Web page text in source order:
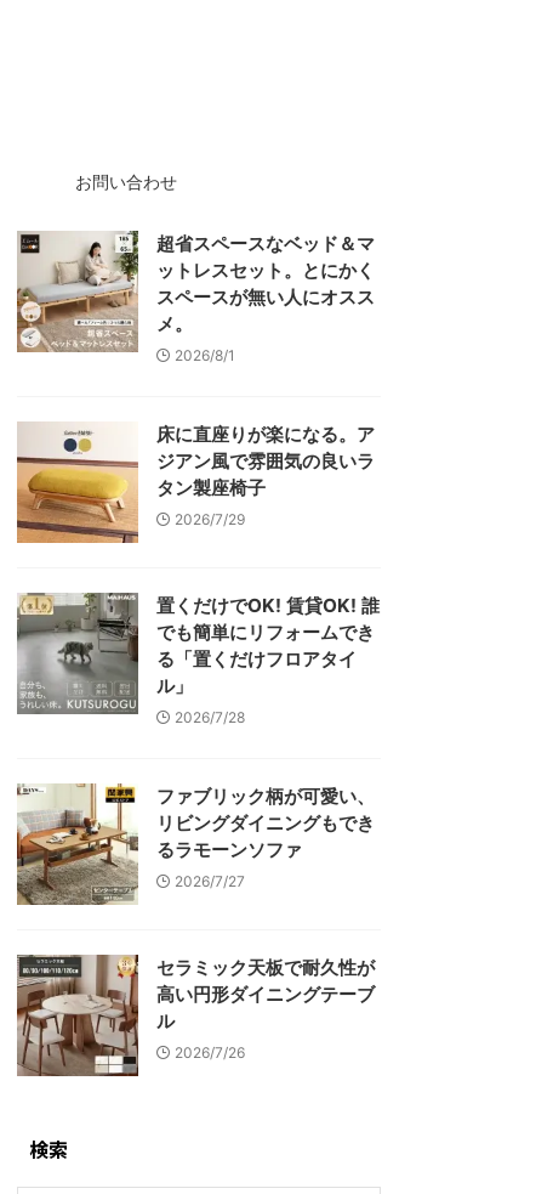
お問い合わせ
超省スペースなベッド＆マ
ットレスセット。とにかく
スペースが無い人にオスス
メ。
2026/8/1
床に直座りが楽になる。ア
ジアン風で雰囲気の良いラ
タン製座椅子
2026/7/29
置くだけでOK! 賃貸OK! 誰
でも簡単にリフォームでき
る「置くだけフロアタイ
ル」
2026/7/28
ファブリック柄が可愛い、
リビングダイニングもでき
るラモーンソファ
2026/7/27
セラミック天板で耐久性が
高い円形ダイニングテーブ
ル
2026/7/26
検索